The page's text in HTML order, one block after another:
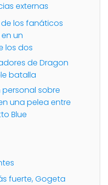
externas
los fanáticos
un
los dos
de Dragon
batalla
sobre
una pelea entre
Blue
fuerte, Gogeta